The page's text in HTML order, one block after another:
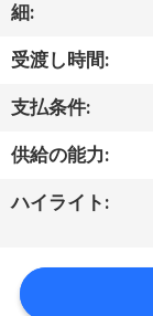
に
つ
い
細:
受渡し時間:
支払条件:
供給の能力:
ハイライト: